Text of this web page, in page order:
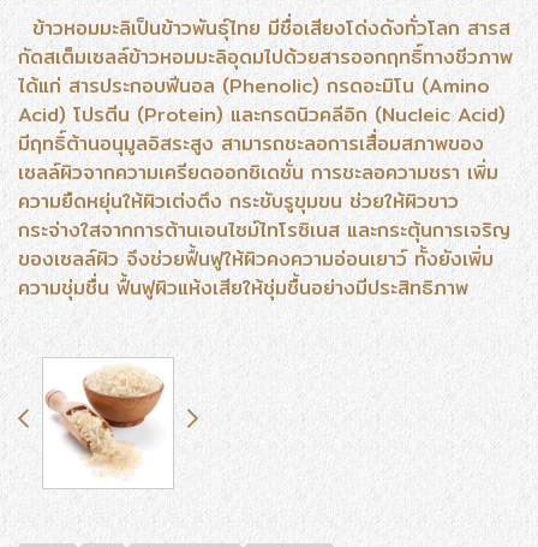
ข้าวหอมมะลิเป็นข้าวพันธุ์ไทย มีชื่อเสียงโด่งดังทั่วโลก สารส
กัดสเต็มเซลล์ข้าวหอมมะลิอุดมไปด้วยสารออกฤทธิ์ทางชีวภาพ
ได้แก่ สารประกอบฟีนอล (Phenolic) กรดอะมิโน (Amino
Acid) โปรตีน (Protein) และกรดนิวคลีอิก (Nucleic Acid)
มีฤทธิ์ต้านอนุมูลอิสระสูง สามารถชะลอการเสื่อมสภาพของ
เซลล์ผิวจากความเครียดออกซิเดชั่น การชะลอความชรา เพิ่ม
ความยืดหยุ่นให้ผิวเต่งตึง กระชับรูขุมขน ช่วยให้ผิวขาว
กระจ่างใสจากการต้านเอนไซม์ไทโรซิเนส และกระตุ้นการเจริญ
ของเซลล์ผิว จึงช่วยฟื้นฟูให้ผิวคงความอ่อนเยาว์ ทั้งยังเพิ่ม
ความชุ่มชื่น ฟื้นฟูผิวแห้งเสียให้ชุ่มชื้นอย่างมีประสิทธิภาพ